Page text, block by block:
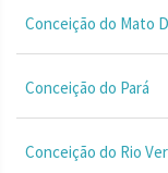
Conceição do Mato
Conceição do Pará
Conceição do Rio